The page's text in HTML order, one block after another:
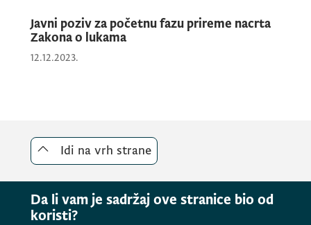
Javni poziv za početnu fazu prireme nacrta
Zakona o lukama
12.12.2023.
Idi na vrh strane
Da li vam je sadržaj ove stranice bio od
koristi?